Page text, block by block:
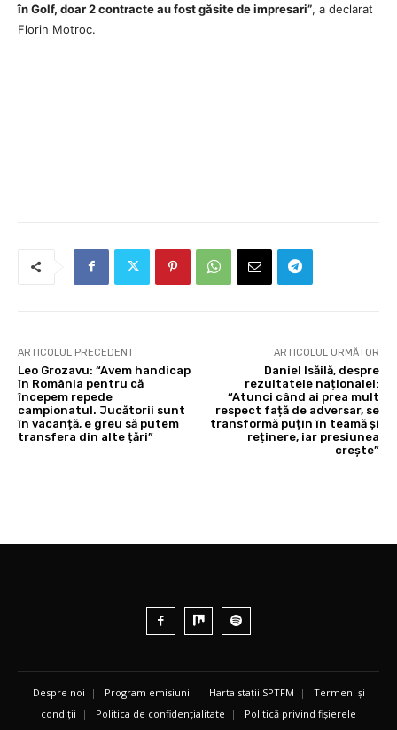
în Golf, doar 2 contracte au fost găsite de impresari”, a declarat
Florin Motroc.
ARTICOLUL PRECEDENT
Leo Grozavu: “Avem handicap
în România pentru că
începem repede
campionatul. Jucătorii sunt
în vacanță, e greu să putem
transfera din alte țări”
ARTICOLUL URMĂTOR
Daniel Isăilă, despre
rezultatele naționalei:
“Atunci când ai prea mult
respect față de adversar, se
transformă puțin în teamă și
reținere, iar presiunea
crește”
Despre noi | Program emisiuni | Harta stații SPTFM | Termeni și
condiții | Politica de confidențialitate | Politică privind fișierele